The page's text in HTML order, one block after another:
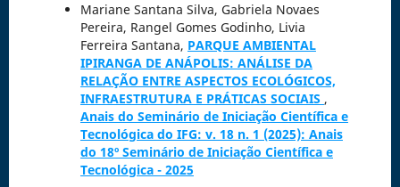
Mariane Santana Silva, Gabriela Novaes
Pereira, Rangel Gomes Godinho, Livia
Ferreira Santana, PARQUE AMBIENTAL
IPIRANGA DE ANÁPOLIS: ANÁLISE DA
RELAÇÃO ENTRE ASPECTOS ECOLÓGICOS,
INFRAESTRUTURA E PRÁTICAS SOCIAIS ,
Anais do Seminário de Iniciação Científica e
Tecnológica do IFG: v. 18 n. 1 (2025): Anais
do 18º Seminário de Iniciação Científica e
Tecnológica - 2025